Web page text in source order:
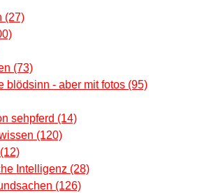
(27)
(73)
blödsinn - aber mit fotos (95)
sehpferd (14)
(120)
Intelligenz (28)
(126)